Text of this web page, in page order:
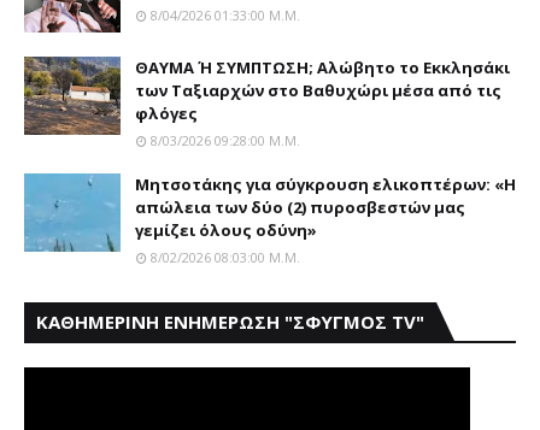
8/04/2026 01:33:00 Μ.μ.
ΘΑΥΜΑ Ή ΣΥΜΠΤΩΣΗ; Aλώβητο το Eκκλησάκι
των Tαξιαρχών στο Bαθυχώρι μέσα από τις
φλόγες
8/03/2026 09:28:00 Μ.μ.
Μητσοτάκης για σύγκρουση ελικοπτέρων: «Η
απώλεια των δύο (2) πυροσβεστών μας
γεμίζει όλους οδύνη»
8/02/2026 08:03:00 Μ.μ.
ΚΑΘΗΜΕΡΙΝΗ ΕΝΗΜΕΡΩΣΗ "ΣΦΥΓΜΟΣ TV"